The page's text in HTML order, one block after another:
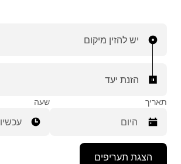
יש להזין מיקום
הזנת יעד
תאריך
יש
ללחוץ
שעה
עכשיו
הצגת תעריפים